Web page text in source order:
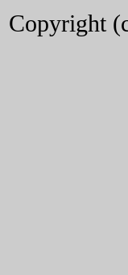
Copyright